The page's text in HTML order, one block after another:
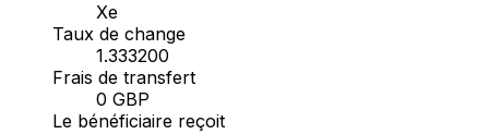
Xe
Taux de change
1.333200
Frais de transfert
0 GBP
Le bénéficiaire reçoit